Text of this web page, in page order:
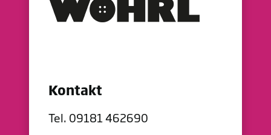
Kontakt
Tel. 09181 462690